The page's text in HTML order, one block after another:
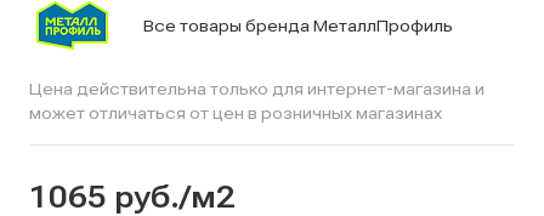
Все товары бренда МеталлПрофиль
Цена действительна только для интернет-магазина и
может отличаться от цен в розничных магазинах
1065 руб./м2